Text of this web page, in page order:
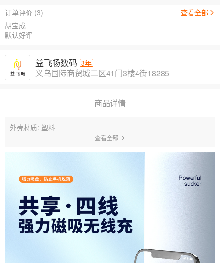
订单评价 (3)
查看全部
胡宝成
默认好评
益飞畅数码 3年
义乌国际商贸城二区41门3楼4街18285
商品详情
外壳材质: 塑料
查看全部